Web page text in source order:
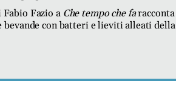
Fazio a Che tempo che faracconta
con batteri e lieviti alleati della